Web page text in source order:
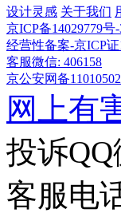
设计灵感 关于我们
京ICP备14029779号
经营性备案-京ICP证
客服微信: 406158
京公安网备
网上有
投诉QQ
客服电